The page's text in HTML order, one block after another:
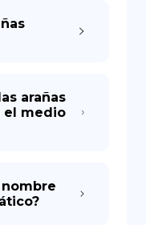
arañas
el medio